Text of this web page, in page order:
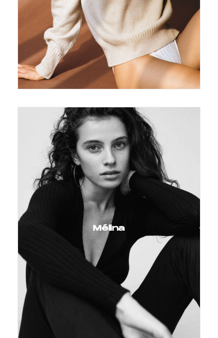
Mélina